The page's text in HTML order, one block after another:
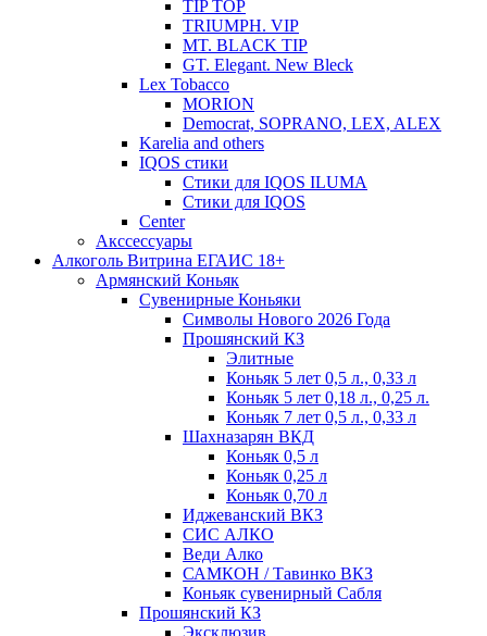
TIP TOP
TRIUMPH. VIP
MT. BLACK TIP
GT. Elegant. New Bleck
Lex Tobacco
MORION
Democrat, SOPRANO, LEX, ALEX
Karelia and others
IQOS стики
Стики для IQOS ILUMA
Стики для IQOS
Сenter
Акссессуары
Алкоголь Витрина ЕГАИС 18+
Армянский Коньяк
Сувенирные Коньяки
Символы Нового 2026 Года
Прошянский КЗ
Элитные
Коньяк 5 лет 0,5 л., 0,33 л
Коньяк 5 лет 0,18 л., 0,25 л.
Коньяк 7 лет 0,5 л., 0,33 л
Шахназарян ВКД
Коньяк 0,5 л
Коньяк 0,25 л
Коньяк 0,70 л
Иджеванский ВКЗ
СИС АЛКО
Веди Алко
САМКОН / Тавинко ВКЗ
Коньяк сувенирный Сабля
Прошянский КЗ
Эксклюзив